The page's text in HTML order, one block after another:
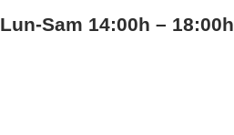
Lun-Sam 14:00h – 18:00h